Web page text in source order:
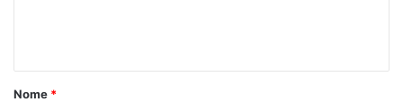
o
Nome *